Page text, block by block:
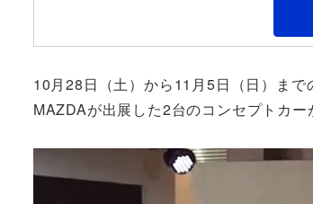
10月28日（土）から11月5日（日）ま
MAZDAが出展した2台のコンセプトカー